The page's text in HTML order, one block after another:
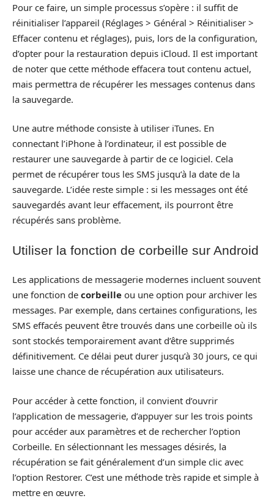
Pour ce faire, un simple processus s’opère : il suffit de
réinitialiser l’appareil (Réglages > Général > Réinitialiser >
Effacer contenu et réglages), puis, lors de la configuration,
d’opter pour la restauration depuis iCloud. Il est important
de noter que cette méthode effacera tout contenu actuel,
mais permettra de récupérer les messages contenus dans
la sauvegarde.
Une autre méthode consiste à utiliser iTunes. En
connectant l’iPhone à l’ordinateur, il est possible de
restaurer une sauvegarde à partir de ce logiciel. Cela
permet de récupérer tous les SMS jusqu’à la date de la
sauvegarde. L’idée reste simple : si les messages ont été
sauvegardés avant leur effacement, ils pourront être
récupérés sans problème.
Utiliser la fonction de corbeille sur Android
Les applications de messagerie modernes incluent souvent
une fonction de corbeille ou une option pour archiver les
messages. Par exemple, dans certaines configurations, les
SMS effacés peuvent être trouvés dans une corbeille où ils
sont stockés temporairement avant d’être supprimés
définitivement. Ce délai peut durer jusqu’à 30 jours, ce qui
laisse une chance de récupération aux utilisateurs.
Pour accéder à cette fonction, il convient d’ouvrir
l’application de messagerie, d’appuyer sur les trois points
pour accéder aux paramètres et de rechercher l’option
Corbeille. En sélectionnant les messages désirés, la
récupération se fait généralement d’un simple clic avec
l’option Restorer. C’est une méthode très rapide et simple à
mettre en œuvre.